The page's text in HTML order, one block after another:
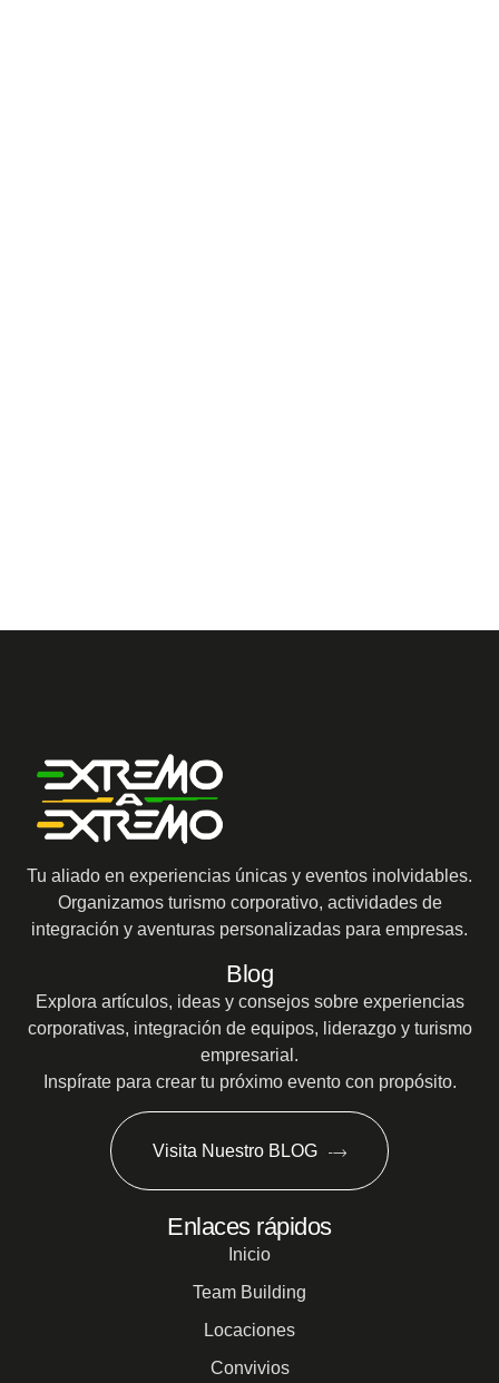
Tu aliado en experiencias únicas y eventos inolvidables.
Organizamos turismo corporativo, actividades de
integración y aventuras personalizadas para empresas.
Blog
Explora artículos, ideas y consejos sobre experiencias
corporativas, integración de equipos, liderazgo y turismo
empresarial.
Inspírate para crear tu próximo evento con propósito.
Visita Nuestro BLOG
Enlaces rápidos
Inicio
Team Building
Locaciones
Convivios